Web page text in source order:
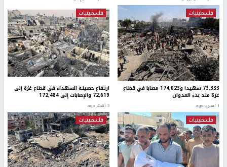
فلسطينيات
73,333 شهيدا و174,023 مصابا في قطاع
غزة منذ بدء العدوان
1 اسبوع. ago
فلسطينيات
ارتفاع حصيلة الشهداء في قطاع غزة إلى
72,619 والإصابات إلى 172,484
3 أشهر ago
فلسطينيات فلسطينيات